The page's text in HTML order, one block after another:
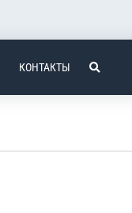
КОНТАКТЫ